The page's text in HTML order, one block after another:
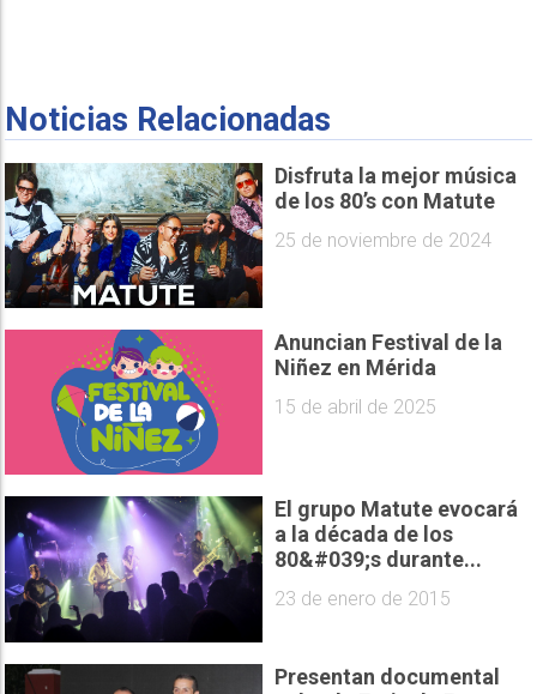
Noticias Relacionadas
Disfruta la mejor música
de los 80’s con Matute
25 de noviembre de 2024
Anuncian Festival de la
Niñez en Mérida
15 de abril de 2025
El grupo Matute evocará
a la década de los
80&#039;s durante...
23 de enero de 2015
Presentan documental